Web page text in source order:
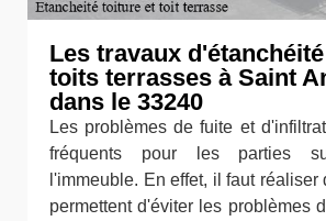
Les travaux
toits terrasses à Saint
dans le 33240
Les problèmes de fuite et
fréquents pour les parties
l'immeuble. En effet, il faut réaliser
permettent d'éviter les problèmes